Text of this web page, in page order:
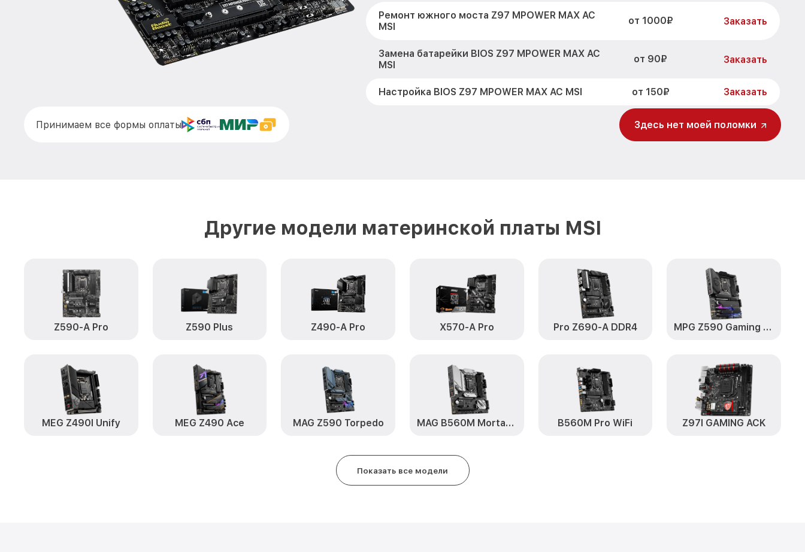
Ремонт южного моста Z97 MPOWER MAX AC
MSI
от 1000₽ Заказать
Замена батарейки BIOS Z97 MPOWER MAX AC
MSI
от 90₽ Заказать
Настройка BIOS Z97 MPOWER MAX AC MSI от 150₽ Заказать
Принимаем все формы оплаты Здесь нет моей поломки
Другие модели материнской платы MSI
Z590-A Pro Z590 Plus Z490-A Pro X570-A Pro Pro Z690-A DDR4 MPG Z590 Gaming Plus
MEG Z490I Unify MEG Z490 Ace MAG Z590 Torpedo MAG B560M Mortar WiFi B560M Pro WiFi Z97I GAMING ACK
Показать все модели